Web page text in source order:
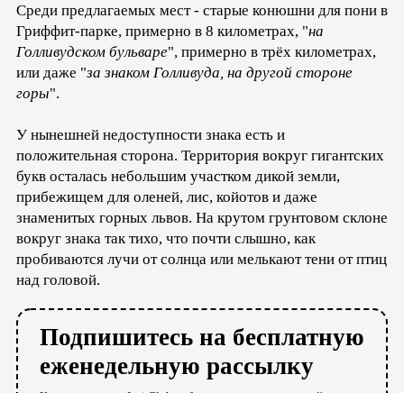
Среди предлагаемых мест - старые конюшни для пони в
Гриффит-парке, примерно в 8 километрах, "на
Голливудском бульваре", примерно в трёх километрах,
или даже "за знаком Голливуда, на другой стороне
горы".
У нынешней недоступности знака есть и
положительная сторона. Территория вокруг гигантских
букв осталась небольшим участком дикой земли,
прибежищем для оленей, лис, койотов и даже
знаменитых горных львов. На крутом грунтовом склоне
вокруг знака так тихо, что почти слышно, как
пробиваются лучи от солнца или мелькают тени от птиц
над головой.
Подпишитесь на бесплатную
еженедельную рассылку